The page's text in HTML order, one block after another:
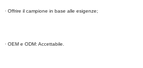
· Offrire il campione in base alle esigenze;
· OEM e ODM: Accettabile.